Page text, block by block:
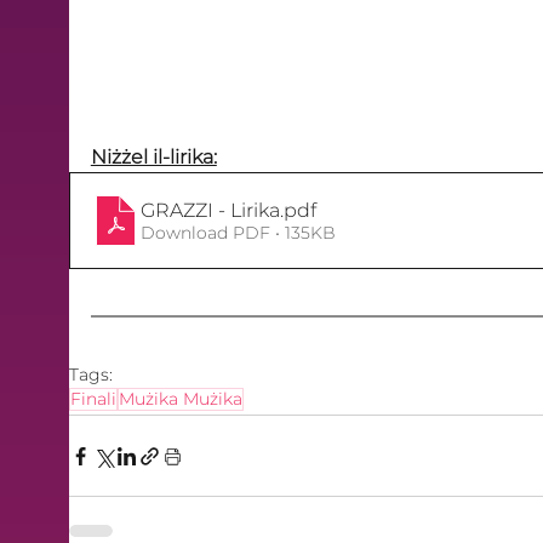
Niżżel il-lirika:
GRAZZI - Lirika.pdf
Download PDF • 135KB
Tags:
Finali Mużika Mużika